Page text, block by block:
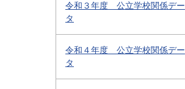
令和３年度 公立学校関係デー
タ
令和４年度 公立学校関係デー
タ